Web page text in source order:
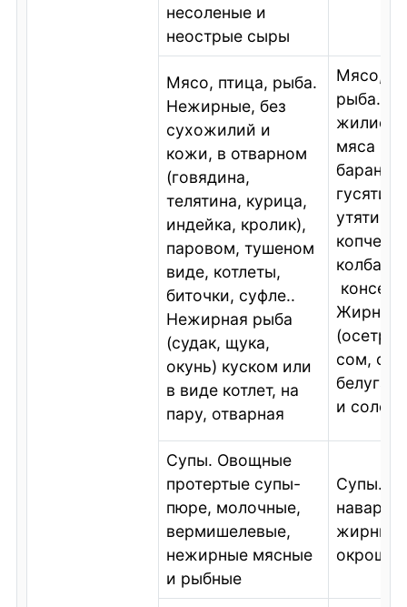
несоленые и
неострые сыры
Мясо, птица, рыба.
Нежирные, без
сухожилий и
кожи, в отварном
(говядина,
телятина, курица,
индейка, кролик),
паровом, тушеном
виде, котлеты,
биточки, суфле..
Нежирная рыба
(судак, щука,
окунь) куском или
в виде котлет, на
пару, отварная
Мясо,
рыба.
мяса
утятина),
колбасы,
Жирная
сом,
белуга),
и
Супы. Овощные
протертые супы-
пюре, молочные,
вермишелевые,
нежирные мясные
и рыбные
Супы.
жирные